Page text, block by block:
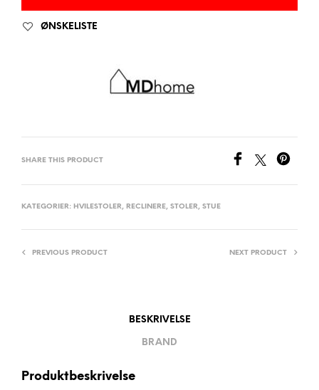
ØNSKELISTE
SHARE THIS PRODUCT
KATEGORIER: HVILESTOLER, RECLINERE, STOLER, STUE
PREVIOUS PRODUCT NEXT PRODUCT
BESKRIVELSE
BRAND
Produktbeskrivelse